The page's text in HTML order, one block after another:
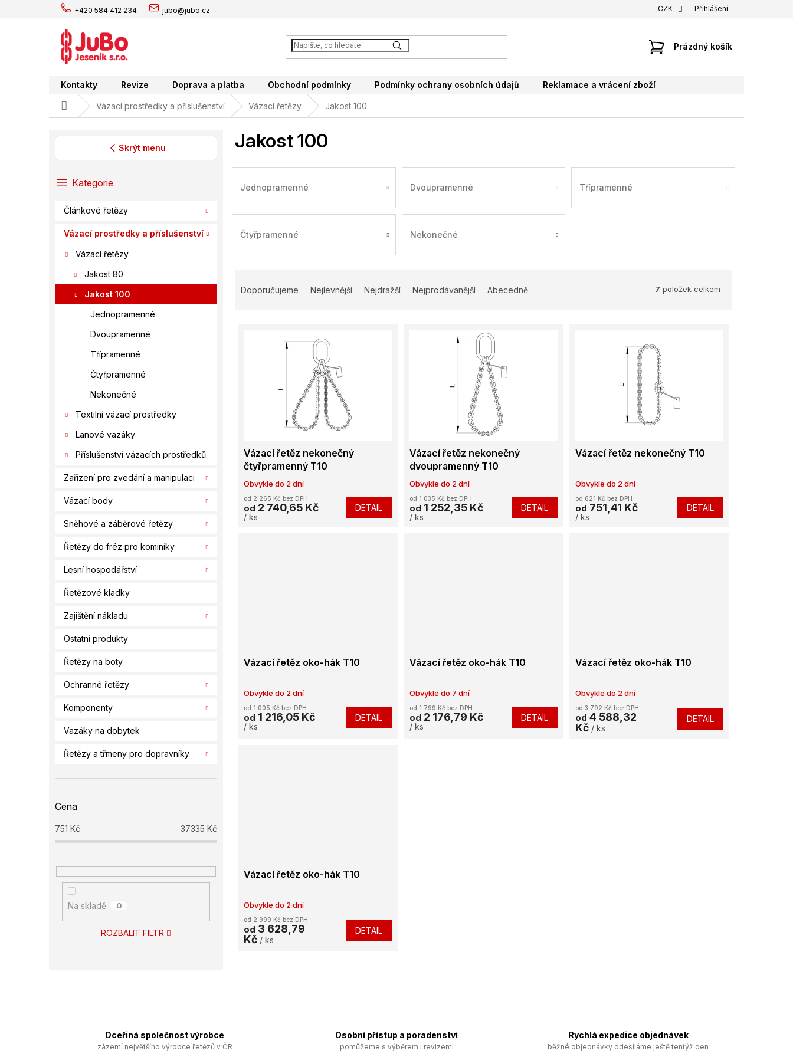
+420 584 412 234 jubo@jubo.cz CZK Přihlášení
NÁKUPNÍ
Prázdný košík
Kontakty Revize Doprava a platba Obchodní podmínky Podmínky ochrany osobních údajů Reklamace a vrácení zboží
Domů Vázací prostředky a příslušenství Vázací řetězy Jakost 100
Skrýt menu
p
PřeskočitKategorie
Článkové řetězy
Vázací prostředky a příslušenství
Vázací řetězy
Jakost 80
Jakost 100
Jednopramenné
Dvoupramenné
Třípramenné
Čtyřpramenné
Nekonečné
Textilní vázací prostředky
Lanové vazáky
Příslušenství vázacích prostředků
Zařízení pro zvedání a manipulaci
Vázací body
Sněhové a záběrové řetězy
Řetězy do fréz pro kominíky
Lesní hospodářství
Řetězové kladky
Zajištění nákladu
Ostatní produkty
Řetězy na boty
Ochranné řetězy
Komponenty
Vazáky na dobytek
Řetězy a třmeny pro dopravníky
Cena
751 Kč 37335 Kč
Na skladě 0
ROZBALIT FILTR
Jakost 100
Jednopramenné Dvoupramenné Třípramenné
Čtyřpramenné Nekonečné
Doporučujeme Nejlevnější Nejdražší Nejprodávanější Abecedně 7 položek celkem
Vázací řetěz nekonečný
čtyřpramenný T10
Obvykle do 2 dní
od 2 265 Kč bez DPH
od 2 740,65 Kč
/ ks
DETAIL
Vázací řetěz nekonečný
dvoupramenný T10
Obvykle do 2 dní
od 1 035 Kč bez DPH
od 1 252,35 Kč
/ ks
DETAIL
Vázací řetěz nekonečný T10
Obvykle do 2 dní
od 621 Kč bez DPH
od 751,41 Kč
/ ks
DETAIL
Vázací řetěz oko-hák T10
Obvykle do 2 dní
od 1 005 Kč bez DPH
od 1 216,05 Kč
/ ks
DETAIL
Vázací řetěz oko-hák T10
Obvykle do 7 dní
od 1 799 Kč bez DPH
od 2 176,79 Kč
/ ks
DETAIL
Vázací řetěz oko-hák T10
Obvykle do 2 dní
od 3 792 Kč bez DPH
od 4 588,32
Kč / ks
DETAIL
Vázací řetěz oko-hák T10
Obvykle do 2 dní
od 2 999 Kč bez DPH
od 3 628,79
Kč / ks
DETAIL
Dceřiná společnost výrobce
zázemí největšího výrobce řetězů v ČR
Osobní přístup a poradenství
pomůžeme s výběrem i revizemi
Rychlá expedice objednávek
běžné objednávky odesíláme ještě tentýž den